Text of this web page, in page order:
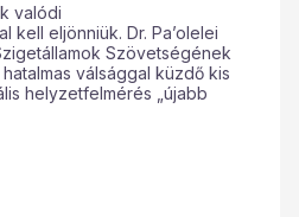
valódi
kell eljönniük. Dr. Pa’olelei
Szövetségének
válsággal küzdő kis
helyzetfelmérés „újabb